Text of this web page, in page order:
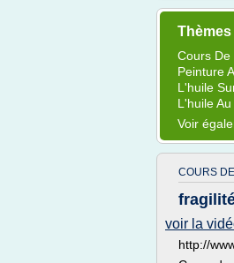
Cours De
PeintureA
L'huile
L'huileAu
Voir
COURS
voir la
http://